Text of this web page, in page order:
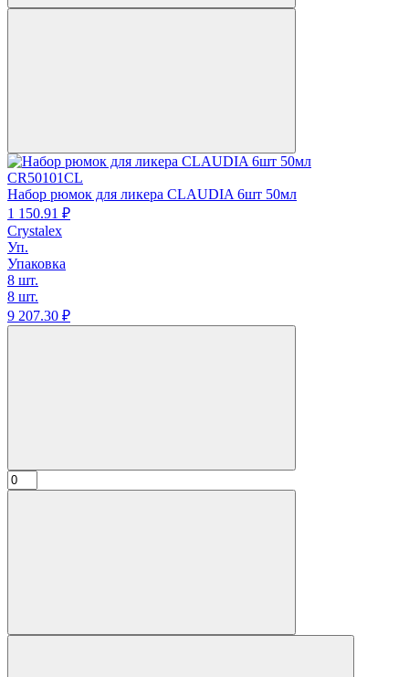
CR50101CL
Набор рюмок для ликера CLAUDIA 6шт 50мл
1 150.91 ₽
Crystalex
Уп.
Упаковка
8 шт.
8 шт.
9 207.30 ₽